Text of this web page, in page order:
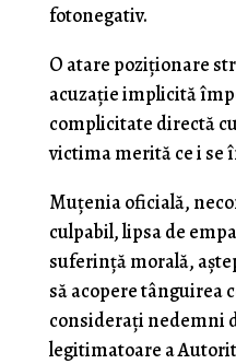
fotonegativ.
O atare poziţionare
acuzaţie implicită
complicitate directă
victima merită ce i se
Muţenia oficială,
culpabil, lipsa de
suferinţă morală,
să acopere tânguirea
consideraţi nedemni
legitimatoare a